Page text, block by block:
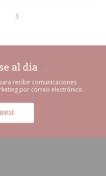
3
al día *
recibir comunicaciones
por correo electrónico.